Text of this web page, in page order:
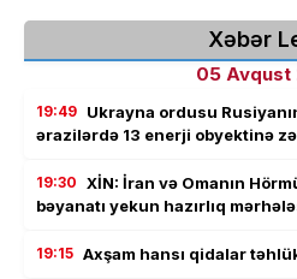
Xəbər
05 Avqust
19:49 Ukrayna ordusu
ərazilərdə 13 enerji obyektinə
19:30 XİN: İran və Omanın
bəyanatı yekun hazırlıq
19:15 Axşam hansı qidalar